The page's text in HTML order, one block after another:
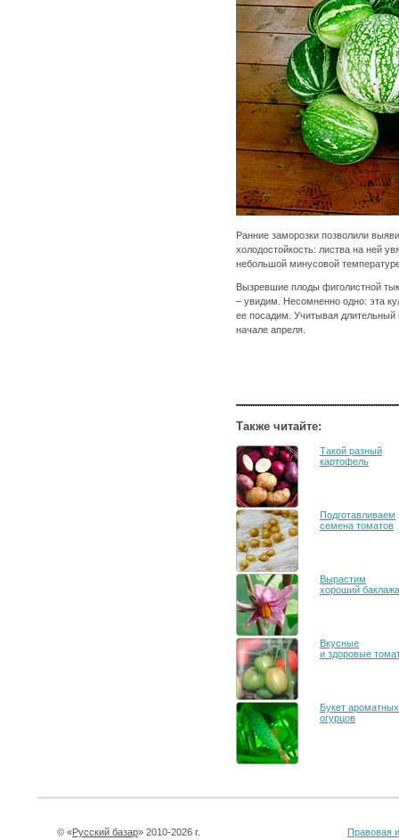
Ранние заморозки позволили
холодостойкость: листва на ней
небольшой минусовой
Вызревшие плоды фиголистной
– увидим. Несомненно одно: эта
ее посадим. Учитывая длительный
начале апреля.
Также читайте:
Такой разный
картофель
Подготавливаем
семена томатов
Вырастим
хороший
Вкусные
и здоровые
Букет
огурцов
© «Русский базар» 2010-2026 г.
Правовая